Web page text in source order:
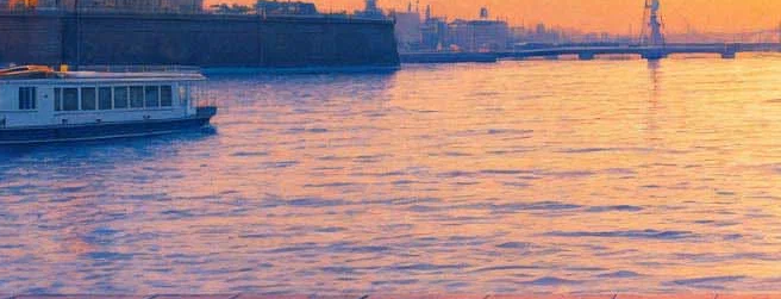
Мединский отметил, что хотя и «неглубоко погружен в эту тему», но «переживает» за
ведомство не имеет отношения к случившемуся: «Это не сфера деятельности, как вы
По просьбе «Дождя» ситуацию прокомментировали и другие культурные деятели,
которой мы можем объединяться. Мы можем объединиться чисто гуманитарно, чтобы
слово терроризм и дал понять, что окончательное решение об обмене должен принимать
Коллега Миронова Владимир Машков, отвечая на вопрос «Дождя», вспомнил цитату
кино находятся на острие любой атаки. Я надеюсь, что ситуация разъяснится и творчество
Олег Сенцов приговорён к 20 годам колонии по обвинению в терроризме. По версии ФСБ,
объявил бессрочную голодовку, которая продолжается до сих пор. Несколько дней назад
литературе Джон Кутзее, подписалиобращение в поддержку Сенцова.